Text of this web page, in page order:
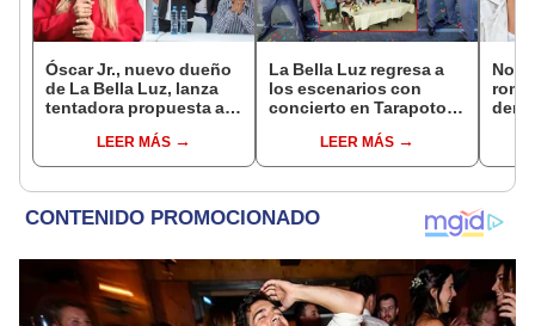
Óscar Jr., nuevo dueño
de La Bella Luz, lanza
tentadora propuesta a
denuncia por
tocamientos: “Va a
LEER MÁS
La Bella Luz regresa a
los escenarios con
concierto en Tarapoto
Óscar Junior
LEER MÁS